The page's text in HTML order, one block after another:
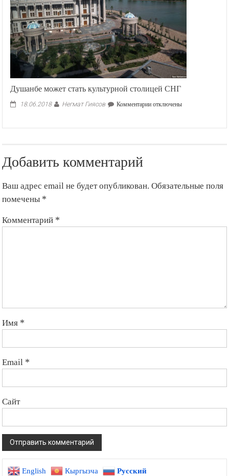
Душанбе может стать культурной столицей СНГ
18.06.2018 Негмат Гиясов Комментариикотключены
Добавить комментарий
Ваш адрес email не будет опубликован. Обязательные поля
помечены *
Комментарий *
Имя *
Email *
Сайт
English Кыргызча Русский